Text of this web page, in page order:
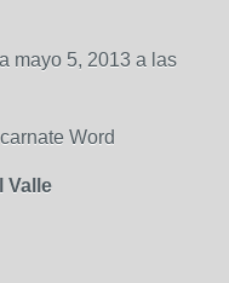
mayo 5, 2013 a las
Word
Valle